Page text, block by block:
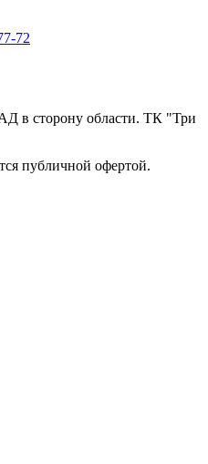
72
в сторону области. ТК "Три
публичной офертой.